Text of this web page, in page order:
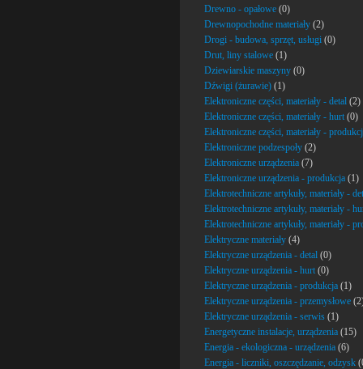
Drewno - opałowe (0)
Drewnopochodne materiały (2)
Drogi - budowa, sprzęt, usługi (0)
Drut, liny stalowe (1)
Dziewiarskie maszyny (0)
Dźwigi (żurawie) (1)
Elektroniczne części, materiały - detal (2)
Elektroniczne części, materiały - hurt (0)
Elektroniczne części, materiały -
Elektroniczne podzespoły (2)
Elektroniczne urządzenia (7)
Elektroniczne urządzenia - produkcja (1)
Elektrotechniczne artykuły, materiały -
Elektrotechniczne artykuły, materiały -
Elektrotechniczne artykuły, materiały -
Elektryczne materiały (4)
Elektryczne urządzenia - detal (0)
Elektryczne urządzenia - hurt (0)
Elektryczne urządzenia - produkcja (1)
Elektryczne urządzenia - przemysłowe
Elektryczne urządzenia - serwis (1)
Energetyczne instalacje, urządzenia (15)
Energia - ekologiczna - urządzenia (6)
Energia - liczniki, oszczędzanie, odzysk